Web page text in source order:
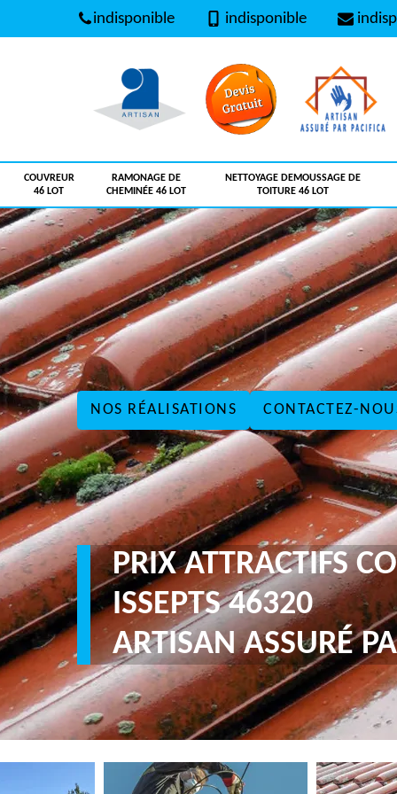
indisponible indisponible
COUVREUR
46 LOT
RAMONAGE DE
CHEMINÉE 46 LOT
NETTOYAGE DEMOUSSAGE DE
TOITURE 46 LOT
NOS RÉALISATIONS CONTACTEZ-
PRIX ATTRACTIFS
ISSEPTS 46320
ARTISAN ASSURÉ